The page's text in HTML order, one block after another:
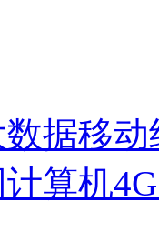
数据移动
计算机